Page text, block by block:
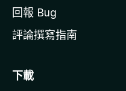
回報 Bug
評論撰寫指南
下載